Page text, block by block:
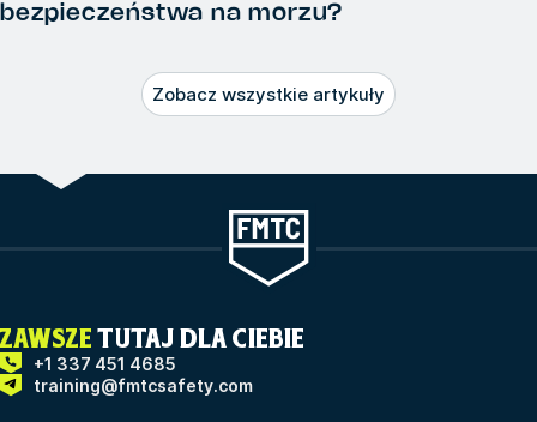
bezpieczeństwa na morzu?
Zobacz wszystkie artykuły
ZAWSZE TUTAJ DLA CIEBIE
+1 337 451 4685
training@fmtcsafety.com